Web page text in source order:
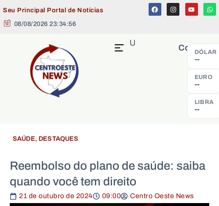
Seu Principal Portal de Notícias
08/08/2026 23:34:56
Cotação
DÓLAR
--
EURO
--
LIBRA
--
MENU
SAÚDE, DESTAQUES
Reembolso do plano de saúde: saiba
quando você tem direito
21 de outubro de 2024 09:00 Centro Oeste News